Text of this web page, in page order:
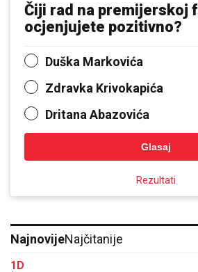
Čiji rad na premijerskoj
ocjenjujete pozitivno?
Duška Markovića
Zdravka Krivokapića
Dritana Abazovića
Glasaj
Rezultati
NajnovijeNajčitanije
1D